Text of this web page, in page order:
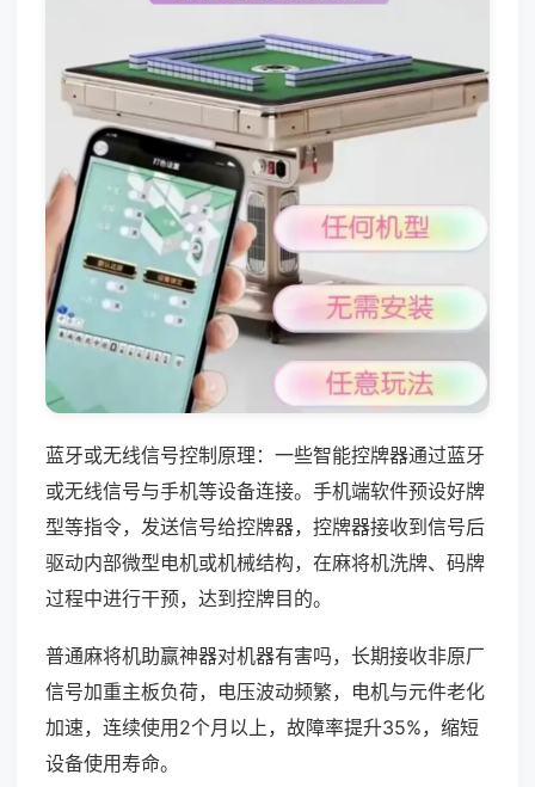
蓝牙或无线信号控制原理：一些智能控牌器通过蓝牙
或无线信号与手机等设备连接。手机端软件预设好牌
型等指令，发送信号给控牌器，控牌器接收到信号后
驱动内部微型电机或机械结构，在麻将机洗牌、码牌
过程中进行干预，达到控牌目的。
普通麻将机助赢神器对机器有害吗，长期接收非原厂
信号加重主板负荷，电压波动频繁，电机与元件老化
加速，连续使用2个月以上，故障率提升35%，缩短
设备使用寿命。